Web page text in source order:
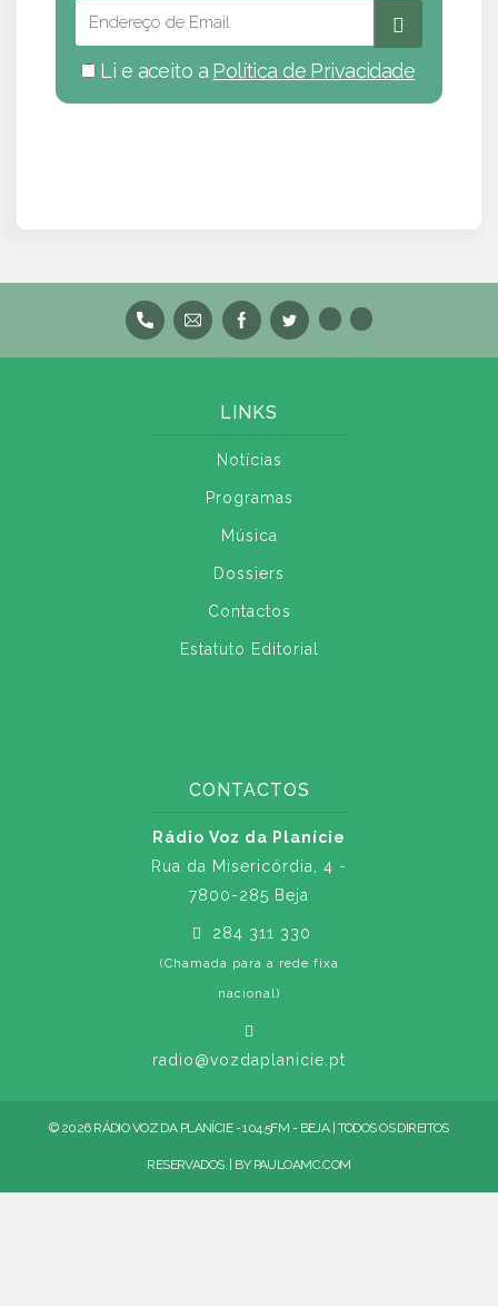
Li e aceito a Política de Privacidade
LINKS
Notícias
Programas
Música
Dossiers
Contactos
Estatuto Editorial
CONTACTOS
Rádio Voz da Planície
Rua da Misericórdia, 4 -
7800-285 Beja
284 311 330
(Chamada para a rede fixa
nacional)
radio@vozdaplanicie.pt
© 2026 RÁDIO VOZ DA PLANÍCIE - 104.5FM - BEJA | TODOS OS DIREITOS
RESERVADOS. | BY PAULOAMC.COM